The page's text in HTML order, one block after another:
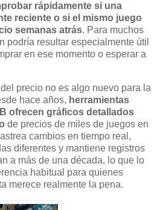
rápidamente si una
reciente o si el mismo juego
semanas atrás. Para muchos
podría resultar especialmente útil
en ese momento o esperar a
precio no es algo nuevo para la
hace años, herramientas
ofrecen gráficos detallados
de precios de miles de juegos en
cambios en tiempo real,
diferentes y mantiene registros
a más de una década, lo que lo
habitual para quienes
merece realmente la pena.